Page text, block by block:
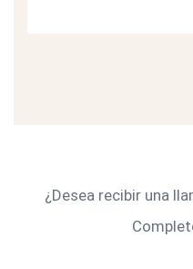
¿Desea recibir una